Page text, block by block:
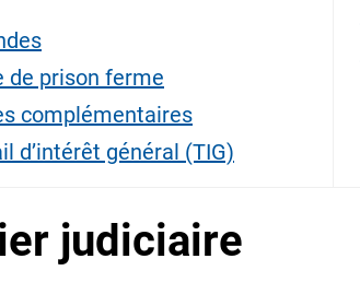
de prison ferme
complémentaires
d’intérêt général (TIG)
judiciaire